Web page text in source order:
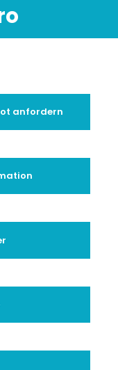
anfordern